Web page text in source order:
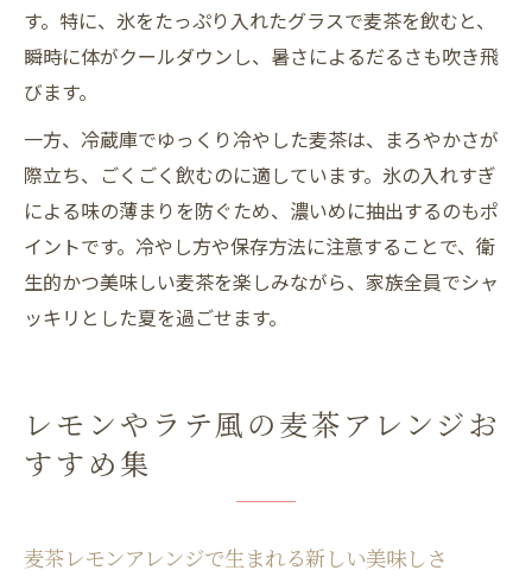
す。特に、氷をたっぷり入れたグラスで麦茶を飲むと、
瞬時に体がクールダウンし、暑さによるだるさも吹き飛
びます。
一方、冷蔵庫でゆっくり冷やした麦茶は、まろやかさが
際立ち、ごくごく飲むのに適しています。氷の入れすぎ
による味の薄まりを防ぐため、濃いめに抽出するのもポ
イントです。冷やし方や保存方法に注意することで、衛
生的かつ美味しい麦茶を楽しみながら、家族全員でシャ
ッキリとした夏を過ごせます。
レモンやラテ風の麦茶アレンジお
すすめ集
麦茶レモンアレンジで生まれる新しい美味しさ